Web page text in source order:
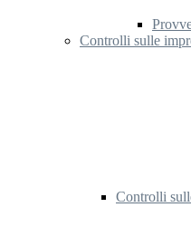
Controlli sulle
Controlli